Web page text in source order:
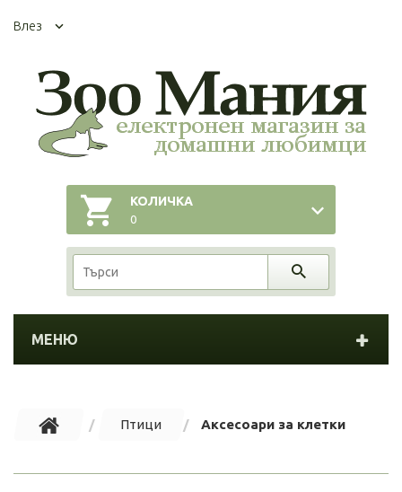
Влез
КОЛИЧКА
0
МЕНЮ
Птици Аксесоари за клетки